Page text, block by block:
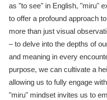
as "to see" in English, "miru"
to offer a profound approach
more than just visual
– to delve into the depths of
and meaning in every
purpose, we can cultivate a
allowing us to fully engage
"miru" mindset invites us to